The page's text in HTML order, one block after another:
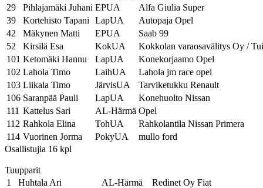
29
Pihlajamäki Juhani EPUA
Alfa Giulia Super
39
Kortehisto Tapani LapUA
Autopaja Opel
42
Mäkynen Matti EPUA
Saab 99
52
Kirsilä Esa KokUA
Kokkolan varaosavälitys Oy /
101 Ketomäki Hannu LapUA
Konekorjaamo Opel
102 Lahola Timo LaihUA
Lahola jm race opel
103 Liikala Timo JärvisUA
Tarviketukku Renault
106 Saranpää Pauli LapUA
Konehuolto Nissan
111 Kattelus Sari AL-Härmä Opel
112 Rahkola Elina TohUA
Rahkolantila Nissan Primera
114 Vuorinen Jorma PokyUA
mullo ford
Osallistujia 16 kpl
Tuupparit
1
Huhtala Ari AL-Härmä
Redinet Oy Fiat